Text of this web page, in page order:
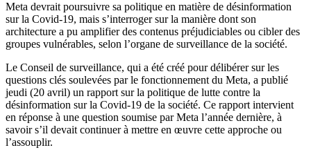
Meta devrait poursuivre sa politique en matière de désinformation
sur la Covid-19, mais s’interroger sur la manière dont son
architecture a pu amplifier des contenus préjudiciables ou cibler des
groupes vulnérables, selon l’organe de surveillance de la société.
Le Conseil de surveillance, qui a été créé pour délibérer sur les
questions clés soulevées par le fonctionnement du Meta, a publié
jeudi (20 avril) un rapport sur la politique de lutte contre la
désinformation sur la Covid-19 de la société. Ce rapport intervient
en réponse à une question soumise par Meta l’année dernière, à
savoir s’il devait continuer à mettre en œuvre cette approche ou
l’assouplir.